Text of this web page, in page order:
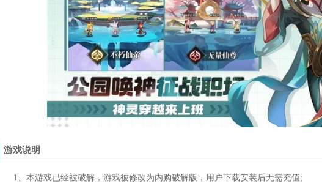
游戏说明
1、本游戏已经被破解，游戏被修改为内购破解版，用户下载安装后无需充值;